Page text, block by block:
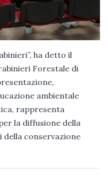
ha detto il
Forestale di
ambientale
rappresenta
la diffusione della
conservazione